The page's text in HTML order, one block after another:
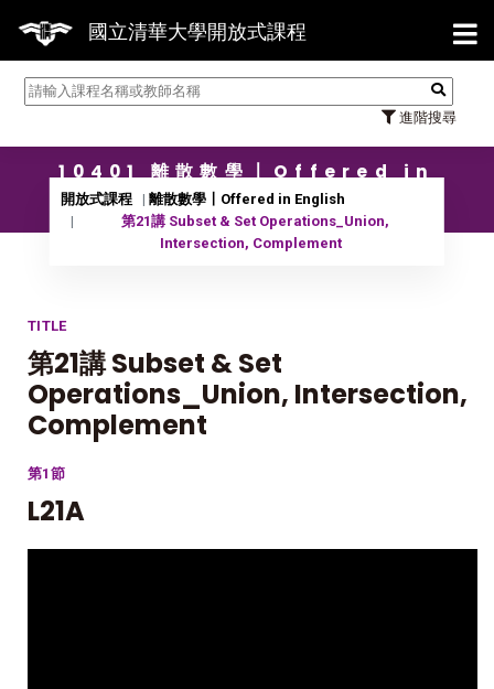
國立清華大學開放式課程
進階搜尋
【
10401 離散數學〡Offered in
English
開放式課程
離散數學〡Offered in English
第21講 Subset & Set Operations_Union,
Intersection, Complement
TITLE
第21講 Subset & Set
Operations_Union, Intersection,
Complement
第1節
L21A